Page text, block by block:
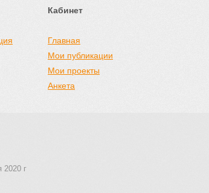
Кабинет
Главная
Мои публикации
Мои проекты
Анкета
2020 г